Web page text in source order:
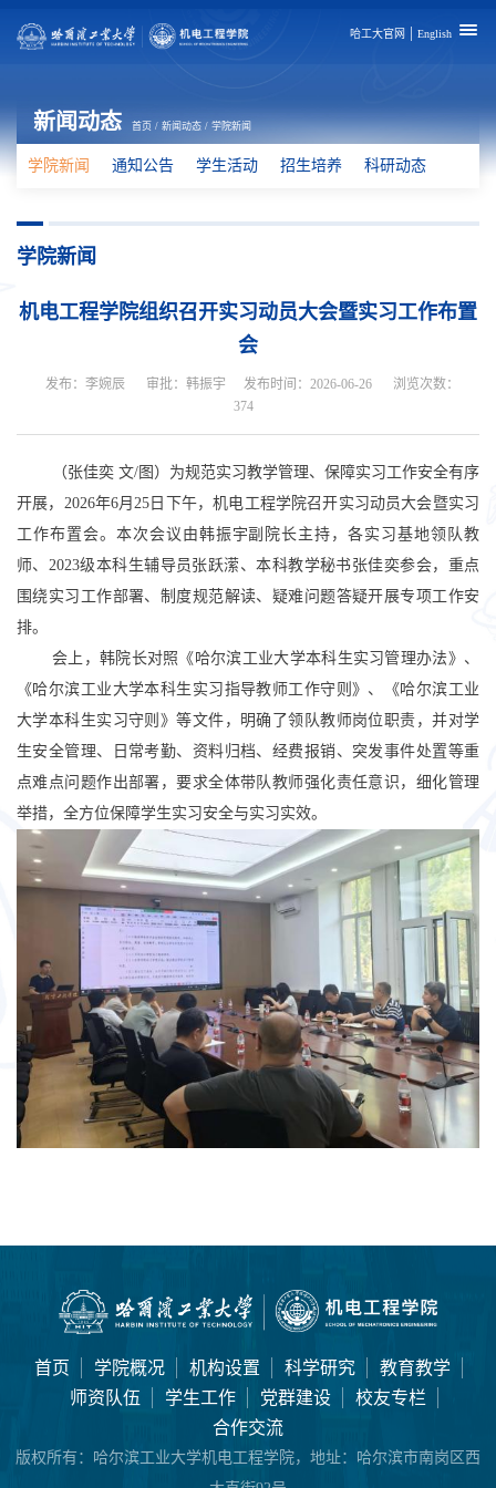
哈工大官网 English
新闻动态 首页 / 新闻动态 / 学院新闻
学院新闻 通知公告 学生活动 招生培养 科研动态
学院新闻
机电工程学院组织召开实习动员大会暨实习工作布置
会
发布：李婉辰 审批：韩振宇 发布时间：2026-06-26
浏览次数：
374
（张佳奕 文/图）为规范实习教学管理、保障实习工作安全有序
开展， 2026年6月25 日下午，机电工程学院召开实习动员大会暨实习
工作布置会。本次会议由韩振宇副 院长主持，各实习基地领队教
师、 2023级本科生辅导员张跃潆、本科教学秘书张佳奕参会，重点
围绕实习工作部署、制度规范解读、疑难问题答疑开展专项工作安
排。
会上，韩院长对照《哈尔滨工业大学本科生实习管理办法》 、
《哈尔滨工业大学本科生实习指导教师工作守则》 、
《哈尔滨工业
大学本科生实习守则》等文件，明确了领队教师岗位职责，并对学
生安全管理、日常考勤、资料归档、经费报销、突发事件处置等重
点难点问题作出部署，要求全体带队教师强化责任意识，细化管理
举措，全方位保障学生实习安全与实习实效。
首页 学院概况 机构设置 科学研究
教育教学
师资队伍
学生工作 党群建设
校友专栏
合作交流
版权所有： 哈尔滨工业大学机电工程学院，地址：哈尔滨市南岗区西